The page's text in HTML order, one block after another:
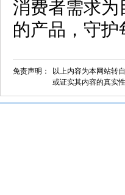
消费者需求为
的产品，守
免责声明：
以上内容为本网站转
或证实其内容的真实